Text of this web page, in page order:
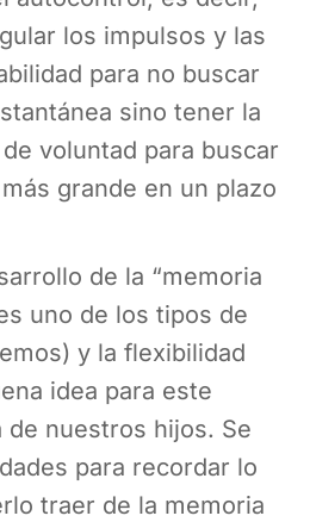
los impulsos y las
para no buscar
sino tener la
voluntad para buscar
grande en un plazo
de la “memoria
uno de los tipos de
y la flexibilidad
idea para este
de nuestros hijos. Se
para recordar lo
traer de la memoria